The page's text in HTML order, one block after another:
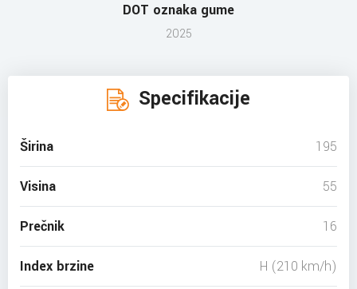
DOT oznaka gume
2025
Specifikacije
Širina 195
Visina 55
Prečnik 16
Index brzine H (210 km/h)